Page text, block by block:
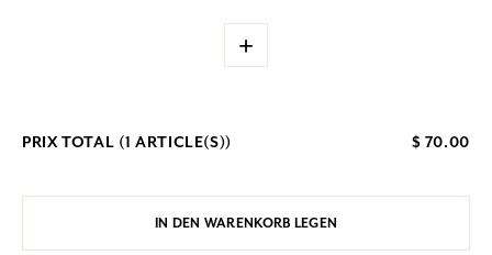
+
PRIX TOTAL (1 ARTICLE(S)) $ 70.00
IN DEN WARENKORB LEGEN